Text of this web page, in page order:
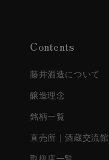
Contents
藤井酒造について
醸造理念
銘柄一覧
直売所｜酒蔵交流館